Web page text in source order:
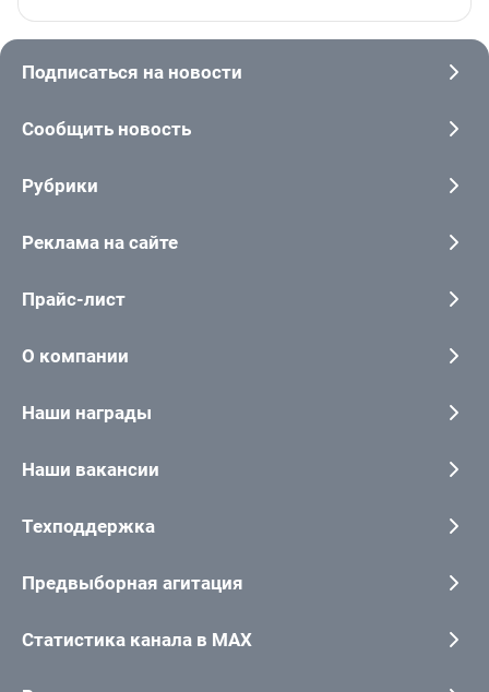
Подписаться на новости
Сообщить новость
Рубрики
Реклама на сайте
Прайс-лист
О компании
Наши награды
Наши вакансии
Техподдержка
Предвыборная агитация
Статистика канала в MAX